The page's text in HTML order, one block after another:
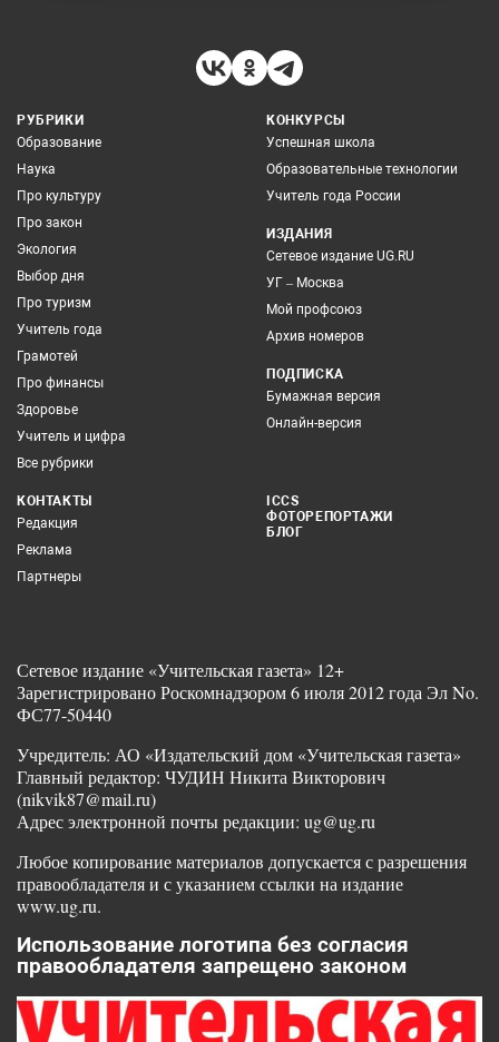
РУБРИКИ
Образование
Наука
Про культуру
Про закон
Экология
Выбор дня
Про туризм
Учитель года
Грамотей
Про финансы
Здоровье
Учитель и цифра
Все рубрики
КОНКУРСЫ
Успешная школа
Образовательные технологии
Учитель года России
ИЗДАНИЯ
Сетевое издание UG.RU
УГ – Москва
Мой профсоюз
Архив номеров
ПОДПИСКА
Бумажная версия
Онлайн-версия
КОНТАКТЫ
Редакция
Реклама
Партнеры
ICCS
ФОТОРЕПОРТАЖИ
БЛОГ
Сетевое издание «Учительская газета» 12+
Зарегистрировано Роскомнадзором 6 июля 2012 года Эл No.
ФС77-50440
Учредитель: АО «Издательский дом «Учительская газета»
Главный редактор: ЧУДИН Никита Викторович
(nikvik87@mail.ru)
Адрес электронной почты редакции: ug@ug.ru
Любое копирование материалов допускается с разрешения
правообладателя и с указанием ссылки на издание
www.ug.ru.
Использование логотипа без согласия
правообладателя запрещено законом